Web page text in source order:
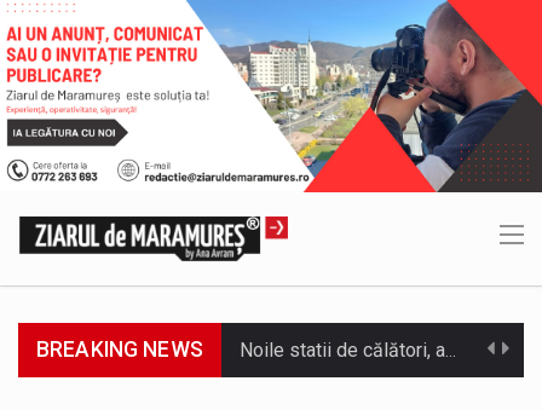
BREAKING NEWS Municipiul Baia Mare, prin Serviciul Public Comunitar Local de Evidență a Persoanelor - Serviciul Evidența Persoanelor, îi informează pe cetățenii…